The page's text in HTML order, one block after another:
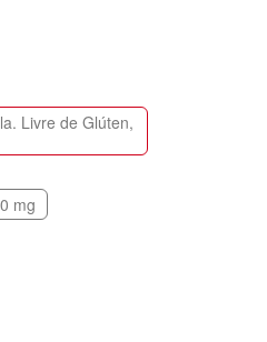
Livre de Glúten,
mg